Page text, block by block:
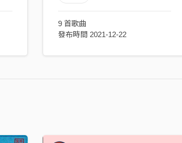
9 首歌曲
發布時間 2021-12-22